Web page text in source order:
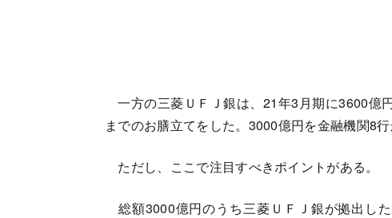
一方の三菱ＵＦＪ銀は、21年3月期に3600億
までのお膳立てをした。3000億円を金融機関8
ただし、ここで注目すべきポイントがある。
総額3000億円のうち三菱ＵＦＪ銀が拠出し